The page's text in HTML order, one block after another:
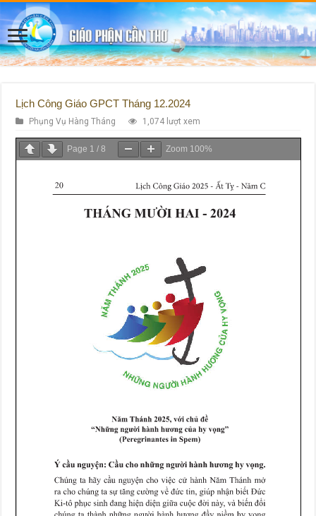
Lịch Công Giáo GPCT Tháng 12.2024
Phụng Vụ Hàng Tháng 1,074 lượt xem
Page 1 /8 Zoom 100%